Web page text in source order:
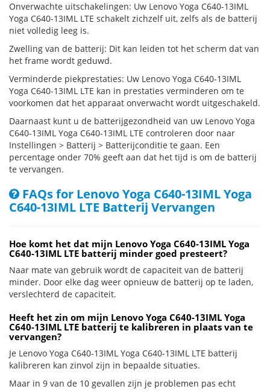
Onverwachte uitschakelingen: Uw Lenovo Yoga C640-13IML
Yoga C640-13IML LTE schakelt zichzelf uit, zelfs als de batterij
niet volledig leeg is.
Zwelling van de batterij: Dit kan leiden tot het scherm dat van
het frame wordt geduwd.
Verminderde piekprestaties: Uw Lenovo Yoga C640-13IML
Yoga C640-13IML LTE kan in prestaties verminderen om te
voorkomen dat het apparaat onverwacht wordt uitgeschakeld.
Daarnaast kunt u de batterijgezondheid van uw Lenovo Yoga
C640-13IML Yoga C640-13IML LTE controleren door naar
Instellingen > Batterij > Batterijconditie te gaan. Een
percentage onder 70% geeft aan dat het tijd is om de batterij
te vervangen.
FAQs for Lenovo Yoga C640-13IML Yoga
C640-13IML LTE Batterij Vervangen
Hoe komt het dat mijn Lenovo Yoga C640-13IML Yoga
C640-13IML LTE batterij minder goed presteert?
Naar mate van gebruik wordt de capaciteit van de batterij
minder. Door elke dag weer opnieuw de batterij op te laden,
verslechterd de capaciteit.
Heeft het zin om mijn Lenovo Yoga C640-13IML Yoga
C640-13IML LTE batterij te kalibreren in plaats van te
vervangen?
Je Lenovo Yoga C640-13IML Yoga C640-13IML LTE batterij
kalibreren kan zinvol zijn in bepaalde situaties.
Maar in 9 van de 10 gevallen zijn je problemen pas echt